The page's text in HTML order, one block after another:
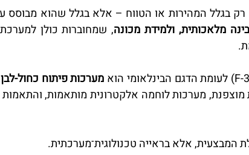
מלאכותית, ולמידת מכונה
מערכות פיתוח כחול-לבן
המבצעית, אלא בראייה טכנולוגית־מערכתית.